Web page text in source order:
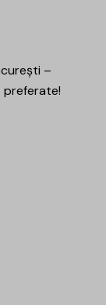
–
preferate!